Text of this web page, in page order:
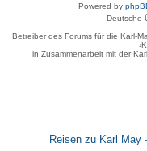
Powered by
Deutsche
Betreiber des Forums für die Karl-
in Zusammenarbeit mit der
Reisen zu Karl May